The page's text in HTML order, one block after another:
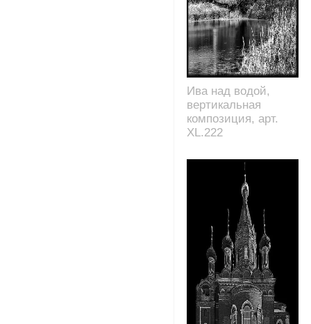
Ива над водой,
вертикальная
композиция, арт.
XL.222